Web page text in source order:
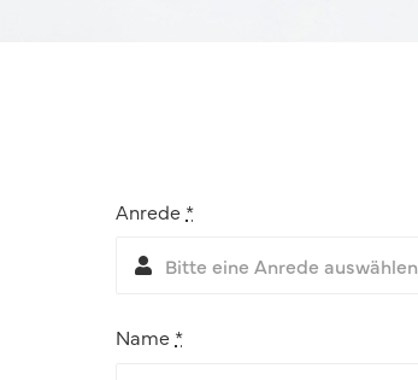
Anrede *
Name *